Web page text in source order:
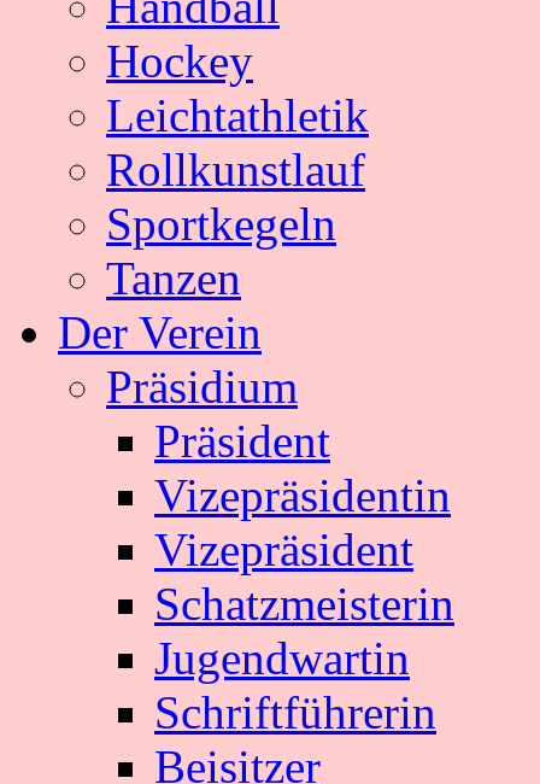
Hockey
Leichtathletik
Rollkunstlauf
Sportkegeln
Tanzen
Der Verein
Präsidium
Präsident
Vizepräsidentin
Vizepräsident
Schatzmeisterin
Jugendwartin
Schriftführerin
Beisitzer